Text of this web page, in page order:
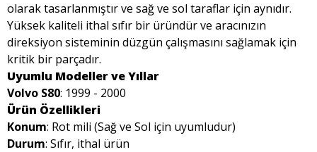
olarak tasarlanmıştır ve sağ ve sol taraflar için aynıdır.
Yüksek kaliteli ithal sıfır bir üründür ve aracınızın
direksiyon sisteminin düzgün çalışmasını sağlamak için
kritik bir parçadır.
Uyumlu Modeller ve Yıllar
Volvo S80: 1999 - 2000
Ürün Özellikleri
Konum: Rot mili (Sağ ve Sol için uyumludur)
Durum: Sıfır, ithal ürün